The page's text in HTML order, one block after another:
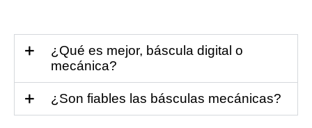
¿Qué es mejor, báscula digital o
mecánica?
¿Son fiables las básculas mecánicas?